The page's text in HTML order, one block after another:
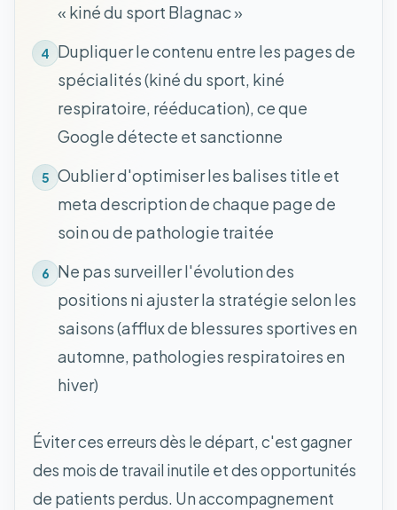
« kiné du sport Blagnac »
4 Dupliquer le contenu entre les pages de
spécialités (kiné du sport, kiné
respiratoire, rééducation), ce que
Google détecte et sanctionne
5 Oublier d'optimiser les balises title et
meta description de chaque page de
soin ou de pathologie traitée
6 Ne pas surveiller l'évolution des
positions ni ajuster la stratégie selon les
saisons (afflux de blessures sportives en
automne, pathologies respiratoires en
hiver)
Éviter ces erreurs dès le départ, c'est gagner
des mois de travail inutile et des opportunités
de patients perdus. Un accompagnement